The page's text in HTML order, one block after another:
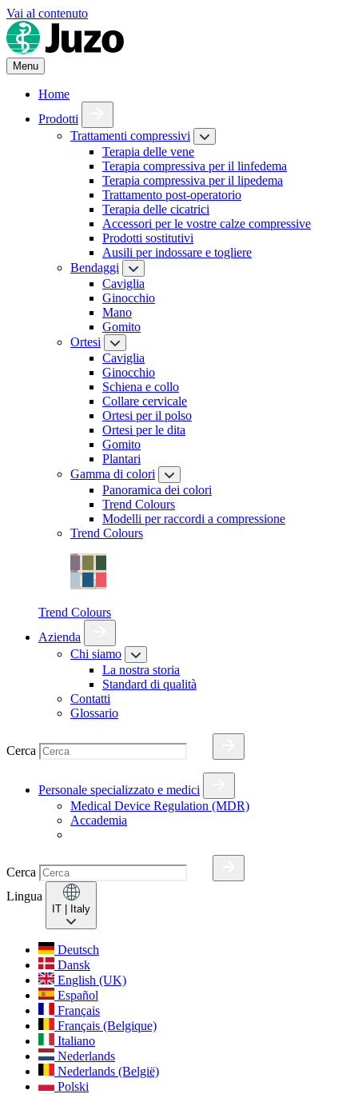
Vai al contenuto
Menu
Home
Prodotti
Trattamenti compressivi
Terapia delle vene
Terapia compressiva per il linfedema
Terapia compressiva per il lipedema
Trattamento post-operatorio
Terapia delle cicatrici
Accessori per le vostre calze compressive
Prodotti sostitutivi
Ausili per indossare e togliere
Bendaggi
Caviglia
Ginocchio
Mano
Gomito
Ortesi
Caviglia
Ginocchio
Schiena e collo
Collare cervicale
Ortesi per il polso
Ortesi per le dita
Gomito
Plantari
Gamma di colori
Panoramica dei colori
Trend Colours
Modelli per raccordi a compressione
Trend Colours
Trend Colours
Azienda
Chi siamo
La nostra storia
Standard di qualità
Contatti
Glossario
Cerca
Personale specializzato e medici
Medical Device Regulation (MDR)
Accademia
Cerca
Lingua
IT | Italy
Deutsch
Dansk
English (UK)
Español
Français
Français (Belgique)
Italiano
Nederlands
Nederlands (België)
Polski